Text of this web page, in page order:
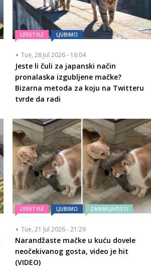
LIFESTYLE LJUBIMCI
Tue, 28 Jul 2026 - 16:04
Jeste li čuli za japanski način
pronalaska izgubljene mačke?
Bizarna metoda za koju na Twitteru
tvrde da radi
LIFESTYLE LJUBIMCI ZANIMLJIVOSTI
Tue, 21 Jul 2026 - 21:29
Narandžaste mačke u kuću dovele
neočekivanog gosta, video je hit
(VIDEO)